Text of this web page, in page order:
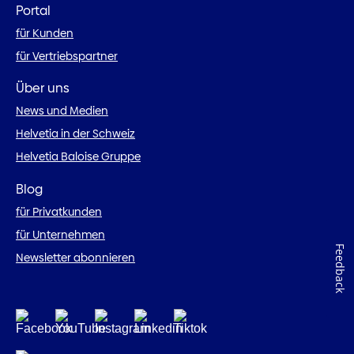
Portal
für Kunden
für Vertriebspartner
Über uns
News und Medien
Helvetia in der Schweiz
Helvetia Baloise Gruppe
Blog
für Privatkunden
für Unternehmen
Newsletter abonnieren
Feedback